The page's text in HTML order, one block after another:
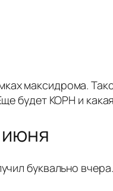
максидрома.
будет КОРН и
буквально